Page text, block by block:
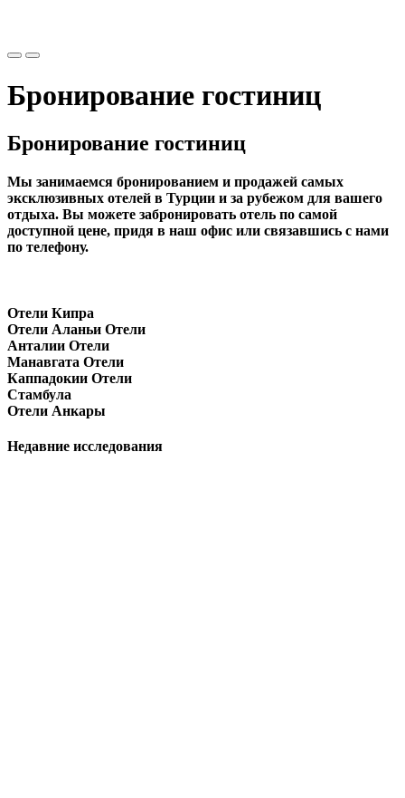
Бронирование гостиниц
Бронирование гостиниц
Мы занимаемся бронированием и продажей самых
эксклюзивных отелей в Турции и за рубежом для вашего
отдыха. Вы можете забронировать отель по самой
доступной цене, придя в наш офис или связавшись с нами
по телефону.
Отели Кипра
Отели Аланьи Отели
Анталии Отели
Манавгата Отели
Каппадокии Отели
Стамбула
Отели Анкары
Недавние исследования